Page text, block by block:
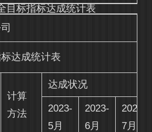
目标指标达成统计表
达成统计表
计算
方法
达成状况
2023-
5月
2023-
6月
2023-
7月